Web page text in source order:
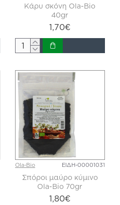
Κάρυ σκόνη Ola-Bio
40gr
1,70€
Ola-Bio ΕΙΔΗ-00001031
Σπόροι μαύρο κύμινο
Ola-Bio 70gr
1,80€